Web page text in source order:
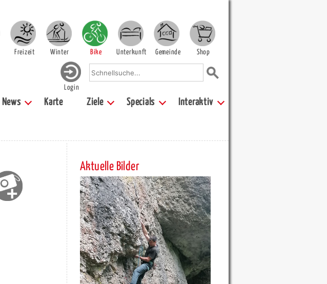
Freizeit Winter Bike Unterkunft Gemeinde Shop
Login
News Karte Ziele Specials Interaktiv
Aktuelle Bilder